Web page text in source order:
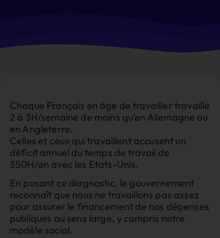
Chaque Français en âge de travailler travaille
2 à 3H/semaine de moins qu’en Allemagne ou
en Angleterre.
Celles et ceux qui travaillent accusent un
déficit annuel du temps de travail de
350H/an avec les Etats-Unis.
En posant ce diagnostic, le gouvernement
reconnaît que nous ne travaillons pas assez
pour assurer le financement de nos dépenses
publiques au sens large, y compris notre
modèle social.